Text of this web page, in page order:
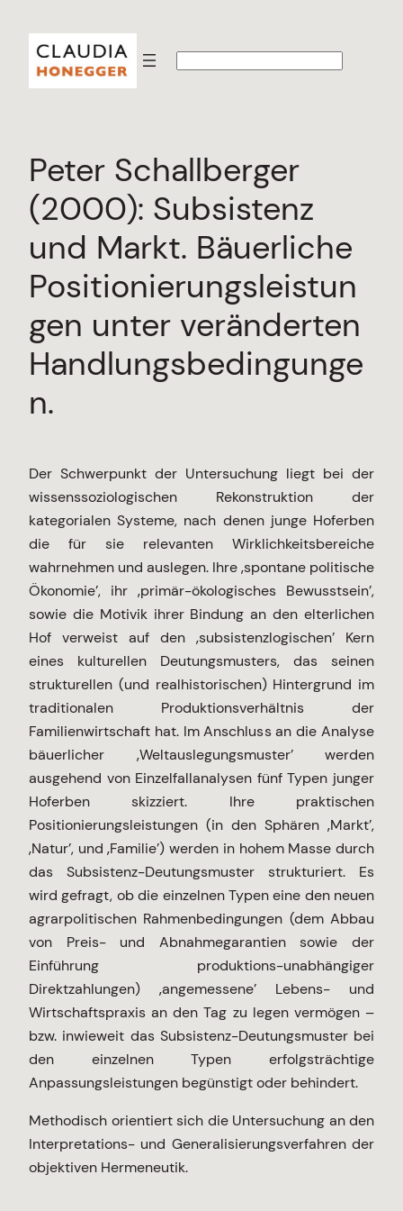
Inhalt
springen
Peter Schallberger
(2000): Subsistenz
und Markt. Bäuerliche
Positionierungsleistun
gen unter veränderten
Handlungsbedingunge
n.
Der Schwerpunkt der Untersuchung liegt bei der
wissenssoziologischen Rekonstruktion der
kategorialen Systeme, nach denen junge Hoferben
die für sie relevanten Wirklichkeitsbereiche
wahrnehmen und auslegen. Ihre ‚spontane politische
Ökonomie’, ihr ‚primär-ökologisches Bewusstsein’,
sowie die Motivik ihrer Bindung an den elterlichen
Hof verweist auf den ‚subsistenzlogischen’ Kern
eines kulturellen Deutungsmusters, das seinen
strukturellen (und realhistorischen) Hintergrund im
traditionalen Produktionsverhältnis der
Familienwirtschaft hat. Im Anschluss an die Analyse
bäuerlicher ‚Weltauslegungsmuster’ werden
ausgehend von Einzelfallanalysen fünf Typen junger
Hoferben skizziert. Ihre praktischen
Positionierungsleistungen (in den Sphären ‚Markt’,
‚Natur’, und ‚Familie’) werden in hohem Masse durch
das Subsistenz-Deutungsmuster strukturiert. Es
wird gefragt, ob die einzelnen Typen eine den neuen
agrarpolitischen Rahmenbedingungen (dem Abbau
von Preis- und Abnahmegarantien sowie der
Einführung produktions-unabhängiger
Direktzahlungen) ‚angemessene’ Lebens- und
Wirtschaftspraxis an den Tag zu legen vermögen –
bzw. inwieweit das Subsistenz-Deutungsmuster bei
den einzelnen Typen erfolgsträchtige
Anpassungsleistungen begünstigt oder behindert.
Methodisch orientiert sich die Untersuchung an den
Interpretations- und Generalisierungsverfahren der
objektiven Hermeneutik.